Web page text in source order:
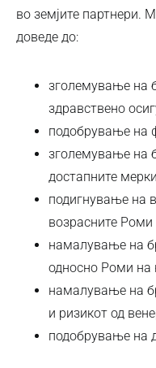
во земјите партнери.
доведе до:
зголемување на
здравствено
подобрување на
зголемување на
достапните
подигнување на
возрасните Роми
намалување на
односно Роми на
намалување на
и ризикот од
подобрување на